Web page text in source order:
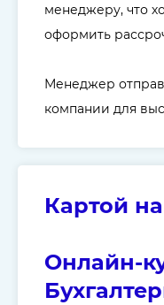
менеджеру, что
оформить
Менеджер
компании для
Картой
Онлайн-